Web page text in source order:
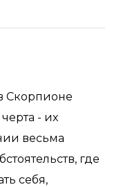
Скорпионе
- их
весьма
где
себя,